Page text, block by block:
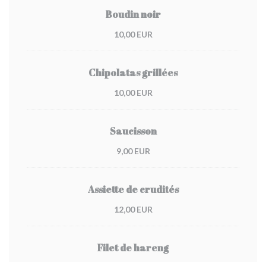
Boudin noir
10,00 EUR
Chipolatas grillées
10,00 EUR
Saucisson
9,00 EUR
Assiette de crudités
12,00 EUR
Filet de hareng